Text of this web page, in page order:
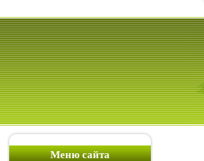
Меню сайта